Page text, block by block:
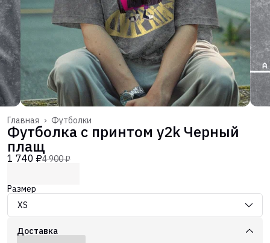
Футболки
Главная ›
Футболка с принтом y2k Черный
плащ
1 740 ₽4 900 ₽
Размер
XS
Доставка